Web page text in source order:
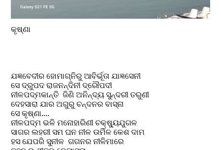
କୃଷ୍ଣା
ଯଜ୍ଞବେଦୀର ହୋମାଗ୍ନିରୁ ଆବିର୍ଭୂତା ଯାଜ୍ଞସେନୀ
ସେ ଦ୍ରୁପଦ ରାଜନନ୍ଦିନୀ ଦ୍ରୌପଦୀ
ନୀଳପଦ୍ମକାନ୍ତି  ଜିଣି ଅନିନ୍ଦ୍ୟ ସୁନ୍ଦରୀ ତରୁଣୀ
ଦେହସାରା ଯାର ଅଗୁରୁ ଚନ୍ଦନର ବାସ୍ନା
ସେ କୃଷ୍ଣା....
ନୀଳପଦ୍ମ ଭଳି ମନୋହାରିଣୀ ଚକ୍ଷ୍ୟୁଯୁଗଳ
ସାଗର ଲହରୀ ସମ ଘନ ନୀଳ ଉର୍ମିଳ କେଶ ଦାମ
ହସ ଯେପରି ସୁନୀଳ  ଗଗନର ନୀଳିମାରେ